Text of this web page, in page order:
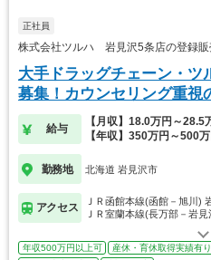
正社員
株式会社ツルハ 岩見沢5条店の登録販
大手ドラッグチェーン・ツ
募集！カウンセリング重視
給与
【月収】18.0万円～28.5
【年収】350万円～500万
勤務地 北海道 岩見沢市
アクセス
ＪＲ函館本線(函館－旭川)
ＪＲ室蘭本線(長万部－岩
年収500万円以上可 産休・育休取得実績有り